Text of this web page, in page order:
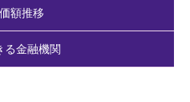
額推移
る金融機関